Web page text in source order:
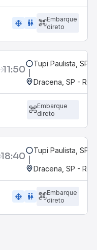
ac_unit wc
Embarque
direto
11:50 Tupi Paulista, SP
Dracena, SP -
Embarque
direto
18:40 Tupi Paulista, SP
Dracena, SP -
ac_unit wc
Embarque
direto